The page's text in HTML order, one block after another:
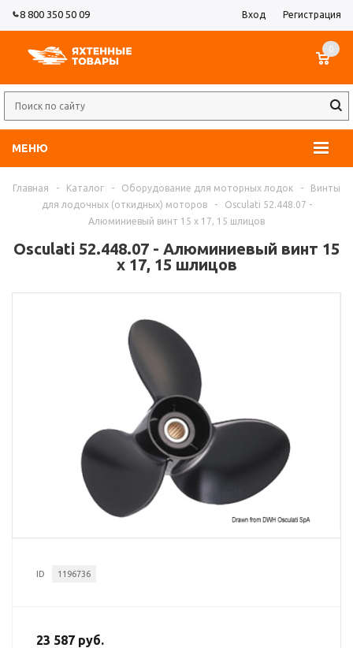
8 800 350 50 09 Вход Регистрация
МЕНЮ
0
Главная - Каталог - Оборудование для моторных лодок -
Винты
для лодочных (откидных) моторов
-
Osculati 52.448.07 -
Алюминиевый винт 15 x 17, 15 шлицов
Osculati 52.448.07 - Алюминиевый винт 15
x 17, 15 шлицов
ID 1196736
23 587 руб.